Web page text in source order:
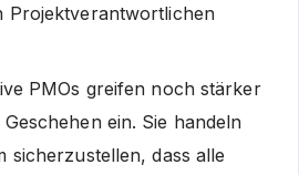
Projektverantwortlichen
PMOs greifen noch stärker
ein. Sie handeln
sicherzustellen, dass alle